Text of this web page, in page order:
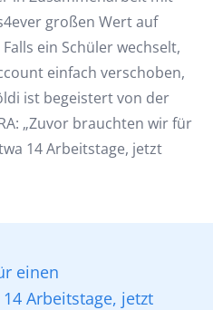
großen Wert auf
ein Schüler wechselt,
einfach verschoben,
ist begeistert von der
„Zuvor brauchten wir für
14 Arbeitstage, jetzt
einen
Arbeitstage, jetzt